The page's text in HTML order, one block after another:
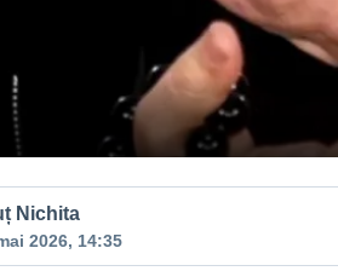
Nichita
2026, 14:35